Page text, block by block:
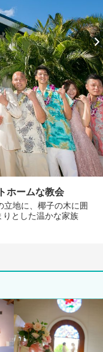
ホームな教会
立地に、椰子の木に囲
りとした温かな家族